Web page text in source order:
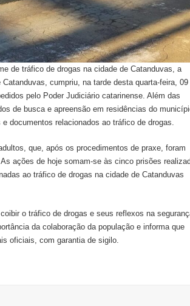
de tráfico de drogas na cidade de Catanduvas, a
cumpriu, na tarde desta quarta-feira, 09
pelo Poder Judiciário catarinense. Além das
de busca e apreensão em residências do
documentos relacionados ao tráfico de drogas.
que, após os procedimentos de praxe, foram
ações de hoje somam-se às cinco prisões
ao tráfico de drogas na cidade de Catanduvas
o tráfico de drogas e seus reflexos na
da colaboração da população e informa que
oficiais, com garantia de sigilo.